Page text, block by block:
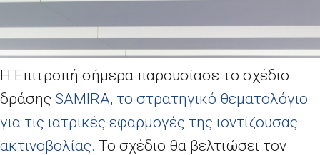
Η Επιτροπή σήμερα παρουσίασε το σχέδιο
δράσης SAMIRA, το στρατηγικό θεματολόγιο
για τις ιατρικές εφαρμογές της ιοντίζουσας
ακτινοβολίας. Το σχέδιο θα βελτιώσει τον